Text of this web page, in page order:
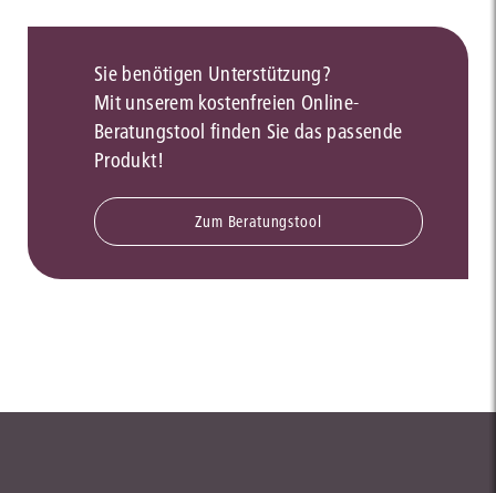
Sie benötigen Unterstützung?
Mit unserem kostenfreien Online-
Beratungstool finden Sie das passende
Produkt!
Zum Beratungstool